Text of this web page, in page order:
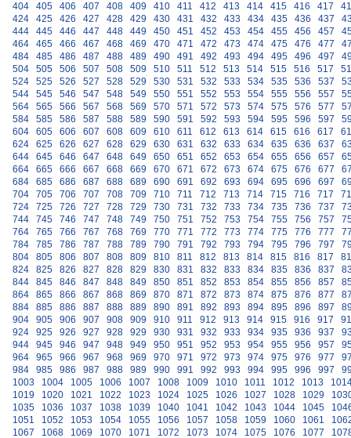
404
405 406 407 408 409 410 411 412 413 414 415 416 417
424
425 426 427 428 429 430 431 432 433 434 435 436 437
444
445 446 447 448 449 450 451 452 453 454 455 456 457
464
465 466 467 468 469 470 471 472 473 474 475 476 477
484
485 486 487 488 489 490 491 492 493 494 495 496 497
504
505 506 507 508 509 510 511 512 513 514 515 516 517
524
525 526 527 528 529 530 531 532 533 534 535 536 537
544
545 546 547 548 549 550 551 552 553 554 555 556 557
564
565 566 567 568 569 570 571 572 573 574 575 576 577
584
585 586 587 588 589 590 591 592 593 594 595 596 597
604
605 606 607 608 609 610 611 612 613 614 615 616 617
624
625 626 627 628 629 630 631 632 633 634 635 636 637
644
645 646 647 648 649 650 651 652 653 654 655 656 657
664
665 666 667 668 669 670 671 672 673 674 675 676 677
684
685 686 687 688 689 690 691 692 693 694 695 696 697
704
705 706 707 708 709 710 711 712 713 714 715 716 717
724
725 726 727 728 729 730 731 732 733 734 735 736 737
744
745 746 747 748 749 750 751 752 753 754 755 756 757
764
765 766 767 768 769 770 771 772 773 774 775 776 777
784
785 786 787 788 789 790 791 792 793 794 795 796 797
804
805 806 807 808 809 810 811 812 813 814 815 816 817
824
825 826 827 828 829 830 831 832 833 834 835 836 837
844
845 846 847 848 849 850 851 852 853 854 855 856 857
864
865 866 867 868 869 870 871 872 873 874 875 876 877
884
885 886 887 888 889 890 891 892 893 894 895 896 897
904
905 906 907 908 909 910 911 912 913 914 915 916 917
924
925 926 927 928 929 930 931 932 933 934 935 936 937
944
945 946 947 948 949 950 951 952 953 954 955 956 957
964
965 966 967 968 969 970 971 972 973 974 975 976 977
984
985 986 987 988 989 990 991 992 993 994 995 996 997
1003
1004 1005 1006 1007 1008 1009 1010 1011 1012 1013
1019
1020 1021 1022 1023 1024 1025 1026 1027 1028 1029
1035
1036 1037 1038 1039 1040 1041 1042 1043 1044 1045
1051
1052 1053 1054 1055 1056 1057 1058 1059 1060 1061
1067
1068 1069 1070 1071 1072 1073 1074 1075 1076 1077